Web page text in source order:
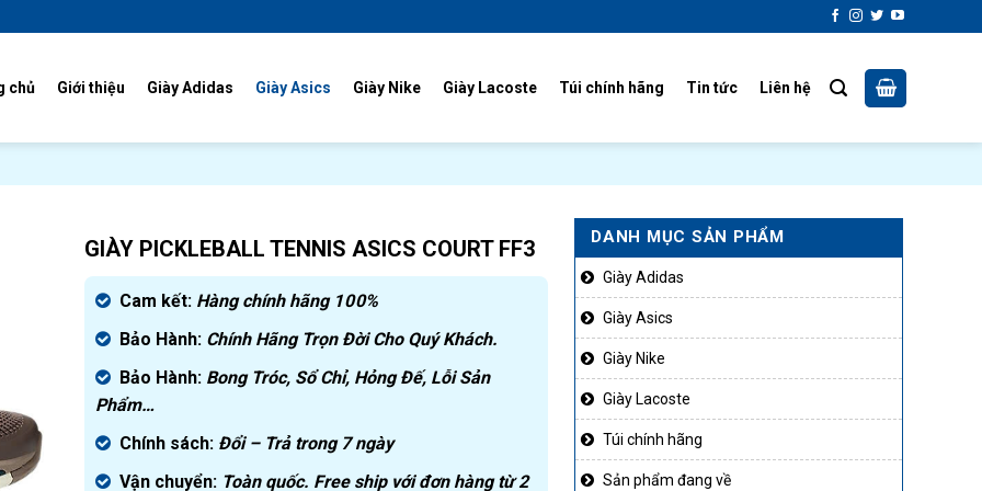
chủ Giới thiệu Giày Adidas Giày Asics Giày Nike Giày Lacoste Túi chính hãng Tin tức Liên hệ
DANH MỤC SẢN PHẨM
Giày Adidas
Giày Asics
Giày Nike
Giày Lacoste
Túi chính hãng
Sản phẩm đang về
GIÀY PICKLEBALL TENNIS ASICS COURT FF3
Cam kết: Hàng chính hãng 100%
Bảo Hành: Chính Hãng Trọn Đời Cho Quý Khách.
Bảo Hành: Bong Tróc, Sổ Chỉ, Hỏng Đế, Lỗi Sản
Phẩm…
Chính sách: Đổi – Trả trong 7 ngày
Vận chuyển: Toàn quốc. Free ship với đơn hàng từ 2